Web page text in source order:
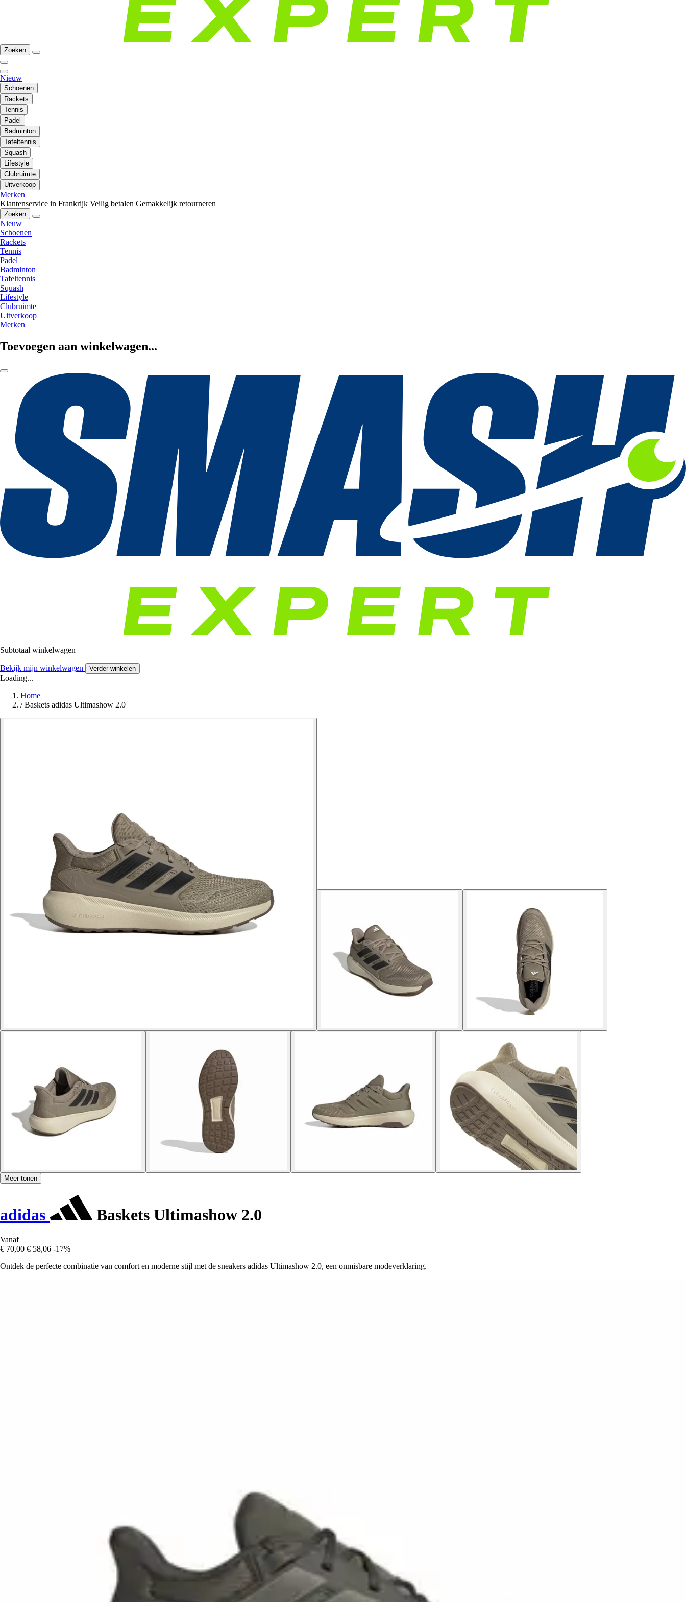
Zoeken
Nieuw
Schoenen
Rackets
Tennis
Padel
Badminton
Tafeltennis
Squash
Lifestyle
Clubruimte
Uitverkoop
Merken
Klantenservice in Frankrijk Veilig betalen Gemakkelijk retourneren
Zoeken
Nieuw
Schoenen
Rackets
Tennis
Padel
Badminton
Tafeltennis
Squash
Lifestyle
Clubruimte
Uitverkoop
Merken
Toevoegen aan winkelwagen...
Subtotaal winkelwagen
Bekijk mijn winkelwagen Verder winkelen
Loading...
Home
/ Baskets adidas Ultimashow 2.0
Meer tonen
adidas Baskets Ultimashow 2.0
Vanaf
€ 70,00 € 58,06 -17%
Ontdek de perfecte combinatie van comfort en moderne stijl met de sneakers adidas Ultimashow 2.0, een onmisbare modeverklaring.